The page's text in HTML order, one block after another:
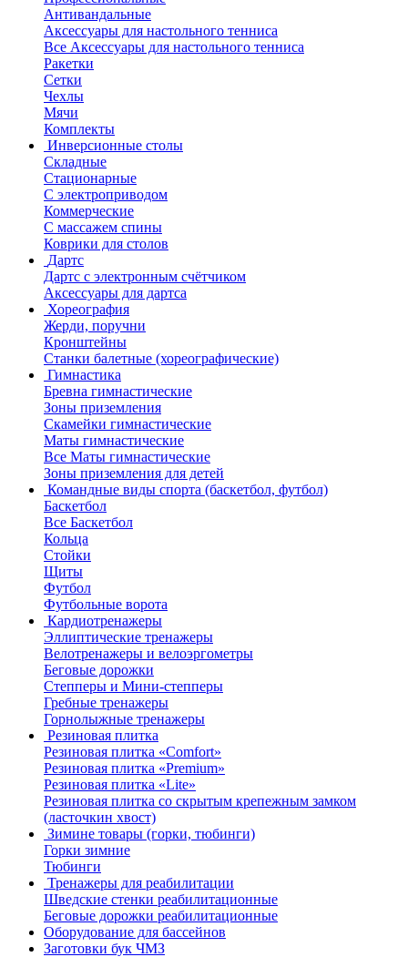
Антивандальные
Аксессуары для настольного тенниса
Все Аксессуары для настольного тенниса
Ракетки
Сетки
Чехлы
Мячи
Комплекты
Инверсионные столы
Складные
Стационарные
С электроприводом
Коммерческие
С массажем спины
Коврики для столов
Дартс
Дартс с электронным счётчиком
Аксессуары для дартса
Хореография
Жерди, поручни
Кронштейны
Станки балетные (хореографические)
Гимнастика
Бревна гимнастические
Зоны приземления
Скамейки гимнастические
Маты гимнастические
Все Маты гимнастические
Зоны приземления для детей
Командные виды спорта (баскетбол, футбол)
Баскетбол
Все Баскетбол
Кольца
Стойки
Щиты
Футбол
Футбольные ворота
Кардиотренажеры
Эллиптические тренажеры
Велотренажеры и велоэргометры
Беговые дорожки
Степперы и Мини-степперы
Гребные тренажеры
Горнолыжные тренажеры
Резиновая плитка
Резиновая плитка «Comfort»
Резиновая плитка «Premium»
Резиновая плитка «Lite»
Резиновая плитка со скрытым крепежным замком
(ласточкин хвост)
Зимине товары (горки, тюбинги)
Горки зимние
Тюбинги
Тренажеры для реабилитации
Шведские стенки реабилитационные
Беговые дорожки реабилитационные
Оборудование для бассейнов
Заготовки бук ЧМЗ